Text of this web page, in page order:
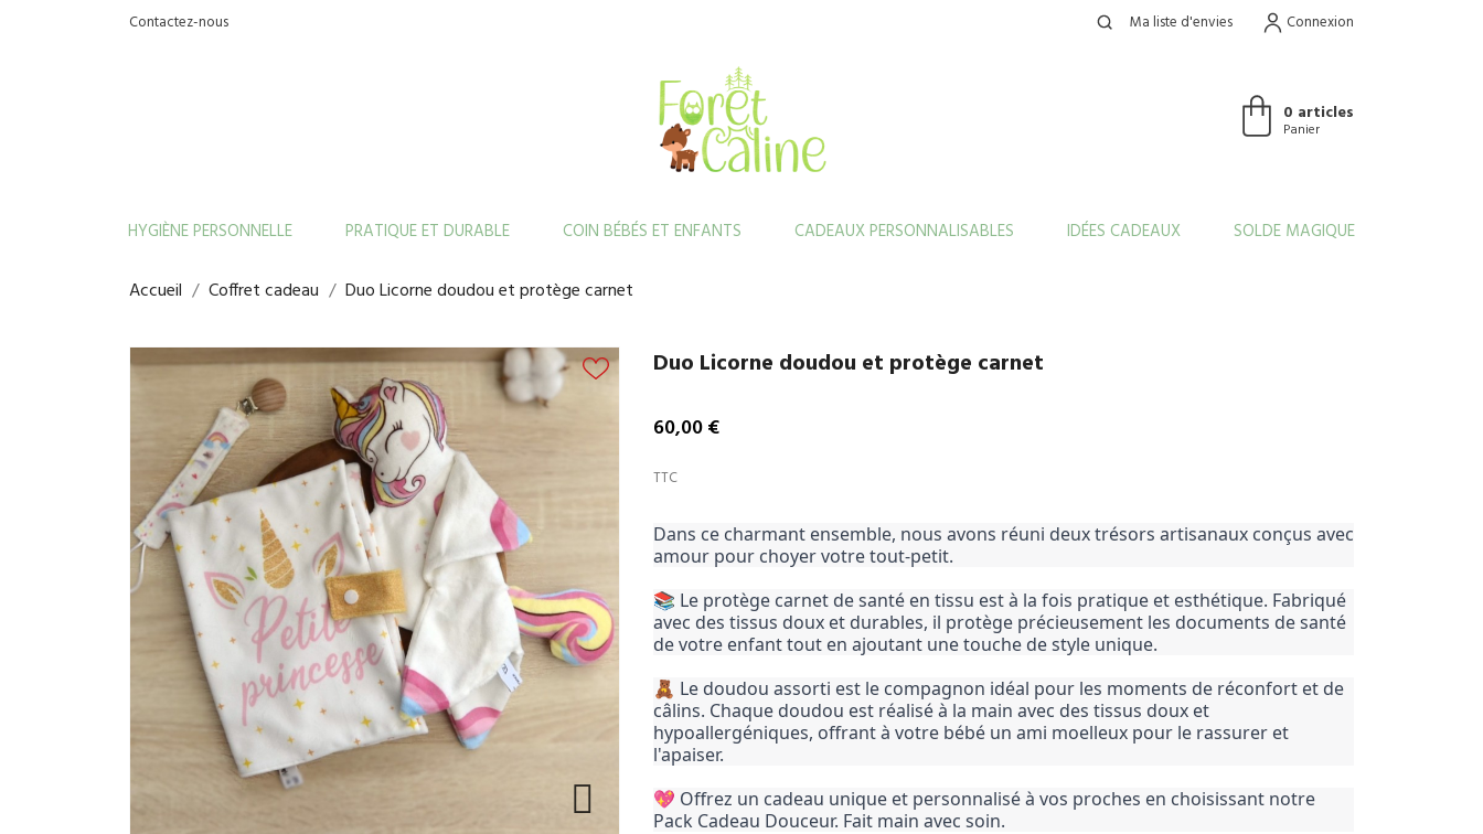
Contactez-nous Ma liste d'envies Connexion
0 articles
Panier
HYGIÈNE PERSONNELLE PRATIQUE ET DURABLE COIN BÉBÉS ET ENFANTS CADEAUX PERSONNALISABLES IDÉES CADEAUX SOLDE MAGIQUE
Accueil Coffret cadeau Duo Licorne doudou et protège carnet

Duo Licorne doudou et protège carnet
60,00 €
TTC
Dans ce charmant ensemble, nous avons réuni deux trésors artisanaux conçus avec
amour pour choyer votre tout-petit.
📚 Le protège carnet de santé en tissu est à la fois pratique et esthétique. Fabriqué
avec des tissus doux et durables, il protège précieusement les documents de santé
de votre enfant tout en ajoutant une touche de style unique.
🧸 Le doudou assorti est le compagnon idéal pour les moments de réconfort et de
câlins. Chaque doudou est réalisé à la main avec des tissus doux et
hypoallergéniques, offrant à votre bébé un ami moelleux pour le rassurer et
l'apaiser.
💖 Offrez un cadeau unique et personnalisé à vos proches en choisissant notre
Pack Cadeau Douceur. Fait main avec soin.